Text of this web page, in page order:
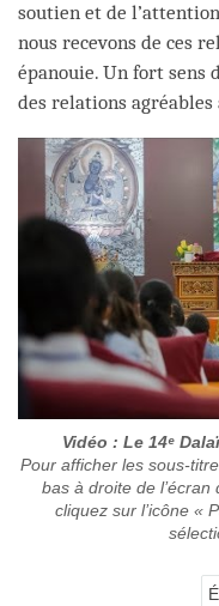
soutien et de
nous recevons de ces
épanouie. Un fort sens
des relations
Vidéo : Le 14ᵉ
Pour afficher les sous-
bas à droite de
cliquez sur l’icône «